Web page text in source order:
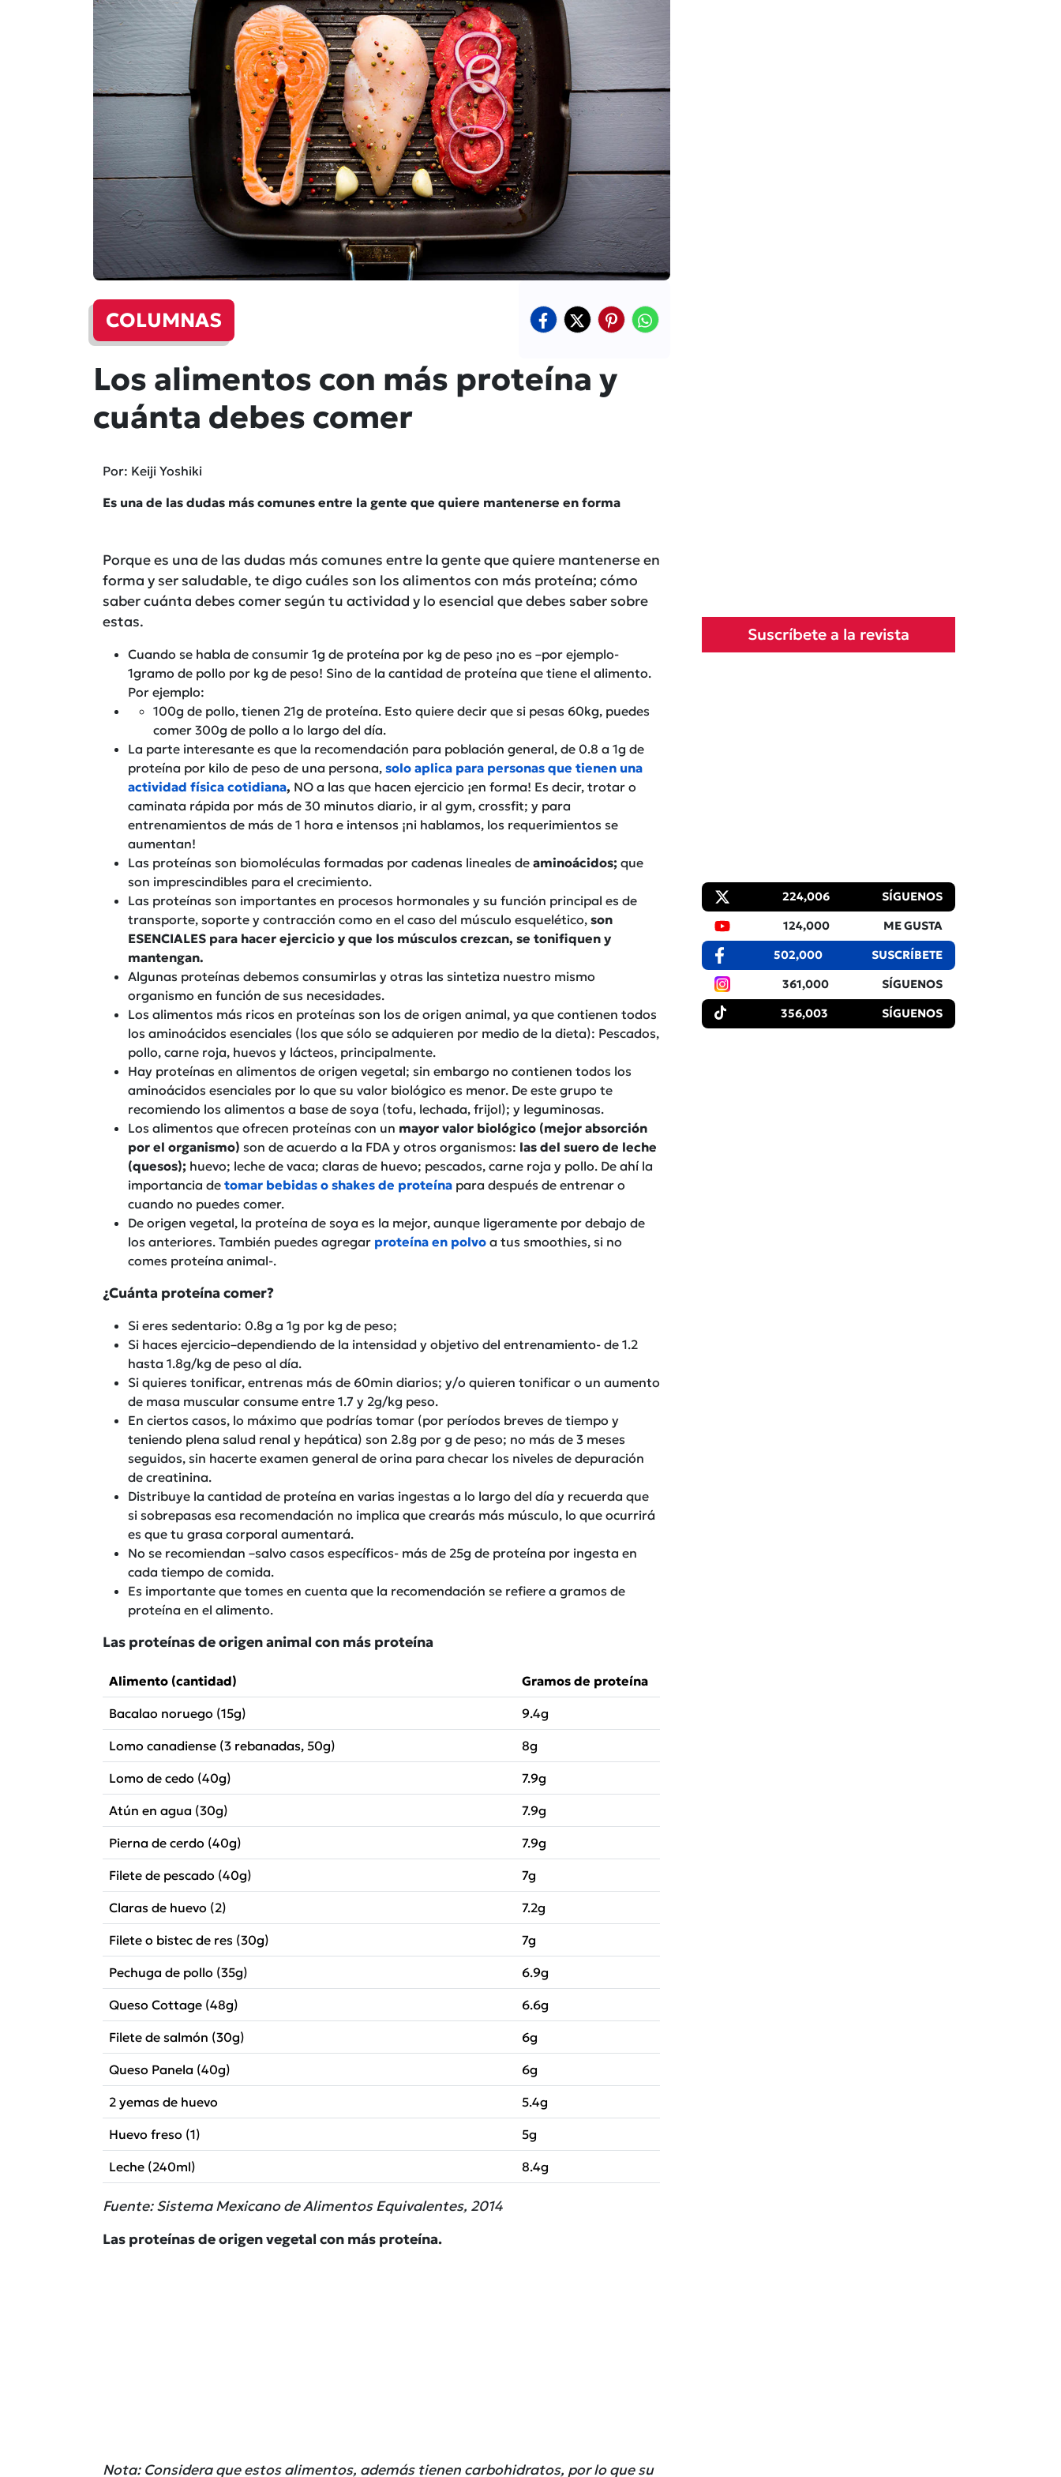
COLUMNAS
Los alimentos con más proteína y
cuánta debes comer
Por: Keiji Yoshiki
Es una de las dudas más comunes entre la gente que quiere mantenerse en forma
Porque es una de las dudas más comunes entre la gente que quiere mantenerse en
forma y ser saludable, te digo cuáles son los alimentos con más proteína; cómo
saber cuánta debes comer según tu actividad y lo esencial que debes saber sobre
estas.
Cuando se habla de consumir 1g de proteína por kg de peso ¡no es –por ejemplo-
1gramo de pollo por kg de peso! Sino de la cantidad de proteína que tiene el alimento.
Por ejemplo:
100g de pollo, tienen 21g de proteína. Esto quiere decir que si pesas 60kg, puedes
comer 300g de pollo a lo largo del día.
La parte interesante es que la recomendación para población general, de 0.8 a 1g de
proteína por kilo de peso de una persona, solo aplica para personas que tienen una
actividad física cotidiana, NO a las que hacen ejercicio ¡en forma! Es decir, trotar o
caminata rápida por más de 30 minutos diario, ir al gym, crossfit; y para
entrenamientos de más de 1 hora e intensos ¡ni hablamos, los requerimientos se
aumentan!
Las proteínas son biomoléculas formadas por cadenas lineales de aminoácidos; que
son imprescindibles para el crecimiento.
Las proteínas son importantes en procesos hormonales y su función principal es de
transporte, soporte y contracción como en el caso del músculo esquelético, son
ESENCIALES para hacer ejercicio y que los músculos crezcan, se tonifiquen y
mantengan.
Algunas proteínas debemos consumirlas y otras las sintetiza nuestro mismo
organismo en función de sus necesidades.
Los alimentos más ricos en proteínas son los de origen animal, ya que contienen todos
los aminoácidos esenciales (los que sólo se adquieren por medio de la dieta): Pescados,
pollo, carne roja, huevos y lácteos, principalmente.
Hay proteínas en alimentos de origen vegetal; sin embargo no contienen todos los
aminoácidos esenciales por lo que su valor biológico es menor. De este grupo te
recomiendo los alimentos a base de soya (tofu, lechada, frijol); y leguminosas.
Los alimentos que ofrecen proteínas con un mayor valor biológico (mejor absorción
por el organismo) son de acuerdo a la FDA y otros organismos: las del suero de leche
(quesos); huevo; leche de vaca; claras de huevo; pescados, carne roja y pollo. De ahí la
importancia de tomar bebidas o shakes de proteína para después de entrenar o
cuando no puedes comer.
De origen vegetal, la proteína de soya es la mejor, aunque ligeramente por debajo de
los anteriores. También puedes agregar proteína en polvo a tus smoothies, si no
comes proteína animal-.
¿Cuánta proteína comer?
Si eres sedentario: 0.8g a 1g por kg de peso;
Si haces ejercicio–dependiendo de la intensidad y objetivo del entrenamiento- de 1.2
hasta 1.8g/kg de peso al día.
Si quieres tonificar, entrenas más de 60min diarios; y/o quieren tonificar o un aumento
de masa muscular consume entre 1.7 y 2g/kg peso.
En ciertos casos, lo máximo que podrías tomar (por períodos breves de tiempo y
teniendo plena salud renal y hepática) son 2.8g por g de peso; no más de 3 meses
seguidos, sin hacerte examen general de orina para checar los niveles de depuración
de creatinina.
Distribuye la cantidad de proteína en varias ingestas a lo largo del día y recuerda que
si sobrepasas esa recomendación no implica que crearás más músculo, lo que ocurrirá
es que tu grasa corporal aumentará.
No se recomiendan –salvo casos específicos- más de 25g de proteína por ingesta en
cada tiempo de comida.
Es importante que tomes en cuenta que la recomendación se refiere a gramos de
proteína en el alimento.
Las proteínas de origen animal con más proteína
Alimento (cantidad) Gramos de proteína
Bacalao noruego (15g) 9.4g
Lomo canadiense (3 rebanadas, 50g) 8g
Lomo de cedo (40g) 7.9g
Atún en agua (30g) 7.9g
Pierna de cerdo (40g) 7.9g
Filete de pescado (40g) 7g
Claras de huevo (2) 7.2g
Filete o bistec de res (30g) 7g
Pechuga de pollo (35g) 6.9g
Queso Cottage (48g) 6.6g
Filete de salmón (30g) 6g
Queso Panela (40g) 6g
2 yemas de huevo 5.4g
Huevo freso (1) 5g
Leche (240ml) 8.4g
Fuente: Sistema Mexicano de Alimentos Equivalentes, 2014
Las proteínas de origen vegetal con más proteína.
Nota: Considera que estos alimentos, además tienen carbohidratos, por lo que su
Suscríbete a la revista
224,006 SÍGUENOS
124,000 ME GUSTA
502,000 SUSCRÍBETE
361,000 SÍGUENOS
356,003 SÍGUENOS